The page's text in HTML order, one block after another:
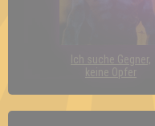
Ich suche Gegner,
keine Opfer